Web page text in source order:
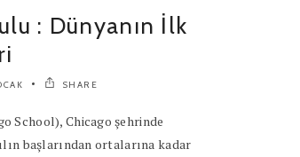
: Dünyanın İlk
SHARE
School), Chicago şehrinde
başlarından ortalarına kadar